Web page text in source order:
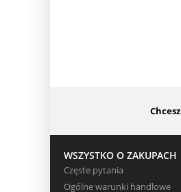
WSZYSTKO O ZAKUPACH
Częste pytania
Ogólne warunki handlowe